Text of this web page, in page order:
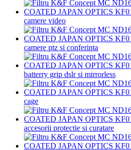
camere video
camere ptz si conferinta
batterry grip dslr si mirrorless
cage
accesorii protectie si curatare